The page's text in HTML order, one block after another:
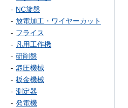
NC旋盤
放電加工・ワイヤーカット
フライス
凡用工作機
研削盤
鍛圧機械
板金機械
測定器
発電機